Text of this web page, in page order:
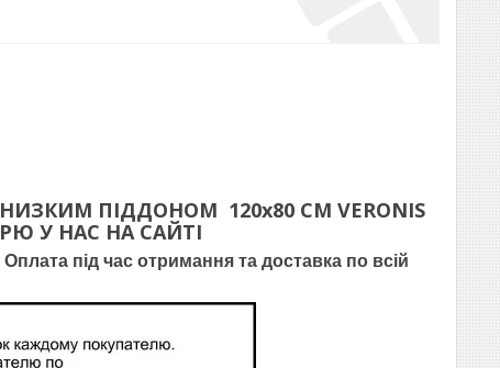
ПІДДОНОМ 120х80 СМ VERONIS
У НАС НА САЙТІ
під час отримання та доставка по всій